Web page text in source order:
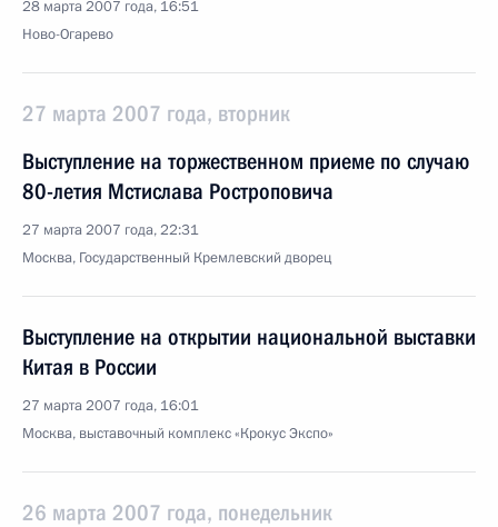
28 марта 2007 года, 16:51
Ново-Огарево
27 марта 2007 года, вторник
Выступление на торжественном приеме по случаю
80-летия Мстислава Ростроповича
27 марта 2007 года, 22:31
Москва, Государственный Кремлевский дворец
Выступление на открытии национальной выставки
Китая в России
27 марта 2007 года, 16:01
Москва, выставочный комплекс «Крокус Экспо»
26 марта 2007 года, понедельник